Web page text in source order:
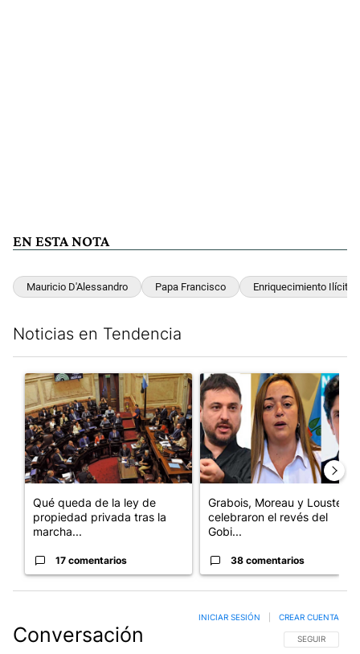
EN ESTA NOTA
Mauricio D'Alessandro Papa Francisco Enriquecimiento Ilícito
Noticias en Tendencia
Un artículo de tendencia con el título "Qué queda de la ley de
Qué queda de la ley de
propiedad privada tras la
marcha...
17 comentarios
Un artículo de tendencia con
Grabois, Moreau y Lousteau
celebraron el revés del
Gobi...
38 comentarios
Conversación SIGA ESTA
SEGUIR
INICIAR SESIÓN CREAR CUENTA